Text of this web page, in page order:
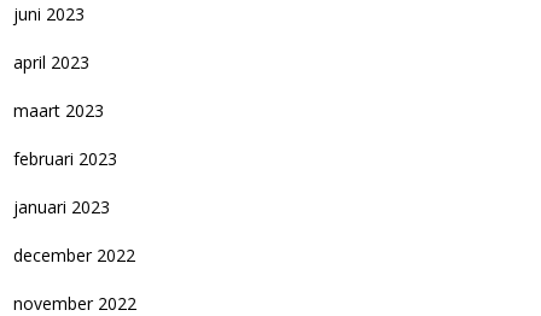
juni 2023
april 2023
maart 2023
februari 2023
januari 2023
december 2022
november 2022